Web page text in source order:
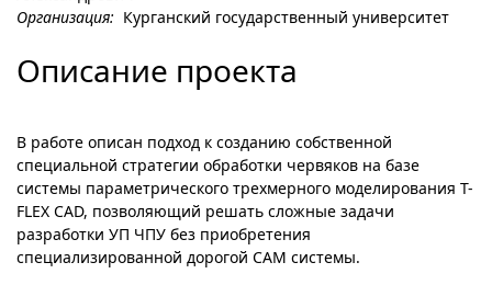
Организация: Курганский государственный университет
Описание проекта
В работе описан подход к созданию собственной
специальной стратегии обработки червяков на базе
системы параметрического трехмерного моделирования T-
FLEX CAD, позволяющий решать сложные задачи
разработки УП ЧПУ без приобретения
специализированной дорогой CAM системы.